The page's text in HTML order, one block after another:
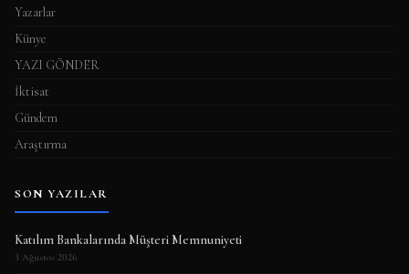
Yazarlar
Künye
YAZI GÖNDER
İktisat
Gündem
Araştırma
SON YAZILAR
Katılım Bankalarında Müşteri Memnuniyeti
3 Ağustos 2026